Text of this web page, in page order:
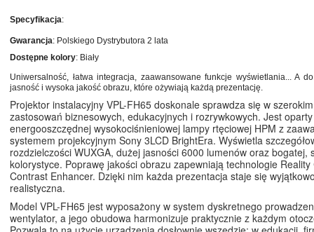
Specyfikacja:
Gwarancja: Polskiego Dystrybutora 2 lata
Dostępne kolory: Biały
Uniwersalność, łatwa integracja, zaawansowane funkcje wyświetlania... A
jasność i wysoka jakość obrazu, które ożywiają każdą prezentację.
Projektor instalacyjny VPL-FH65 doskonale sprawdza się w
zastosowań biznesowych, edukacyjnych i rozrywkowych. Jest
energooszczędnej wysokociśnieniowej lampy rtęciowej HPM z
systemem projekcyjnym Sony 3LCD BrightEra. Wyświetla
rozdzielczości WUXGA, dużej jasności 6000 lumenów oraz bogatej,
kolorystyce. Poprawę jakości obrazu zapewniają technologie Reality
Contrast Enhancer. Dzięki nim każda prezentacja staje się
realistyczna.
Model VPL-FH65 jest wyposażony w system dyskretnego
wentylator, a jego obudowa harmonizuje praktycznie z każdym